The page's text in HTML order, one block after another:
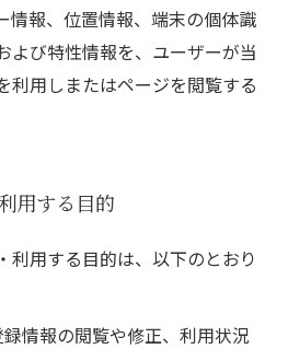
情報、位置情報、端末の個体識
よび特性情報を、ユーザーが当
利用しまたはページを閲覧する
用する目的
利用する目的は、以下のとおり
情報の閲覧や修正、利用状況